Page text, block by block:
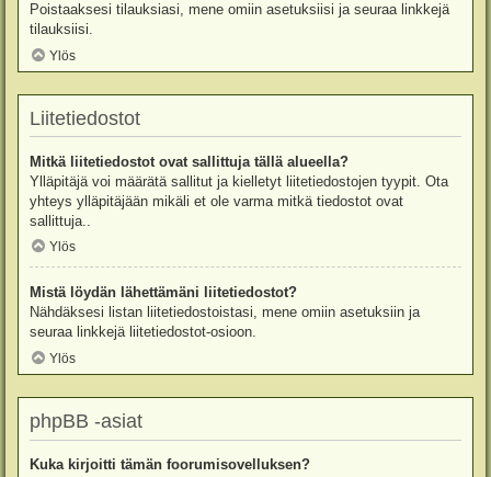
Poistaaksesi tilauksiasi, mene omiin asetuksiisi ja seuraa linkkejä
tilauksiisi.
Ylös
Liitetiedostot
Mitkä liitetiedostot ovat sallittuja tällä alueella?
Ylläpitäjä voi määrätä sallitut ja kielletyt liitetiedostojen tyypit. Ota
yhteys ylläpitäjään mikäli et ole varma mitkä tiedostot ovat
sallittuja..
Ylös
Mistä löydän lähettämäni liitetiedostot?
Nähdäksesi listan liitetiedostoistasi, mene omiin asetuksiin ja
seuraa linkkejä liitetiedostot-osioon.
Ylös
phpBB -asiat
Kuka kirjoitti tämän foorumisovelluksen?